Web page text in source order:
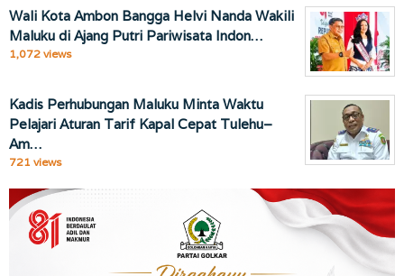
Wali Kota Ambon Bangga Helvi Nanda Wakili
Maluku di Ajang Putri Pariwisata Indon…
1,072 views
Kadis Perhubungan Maluku Minta Waktu
Pelajari Aturan Tarif Kapal Cepat Tulehu–
Am…
721 views